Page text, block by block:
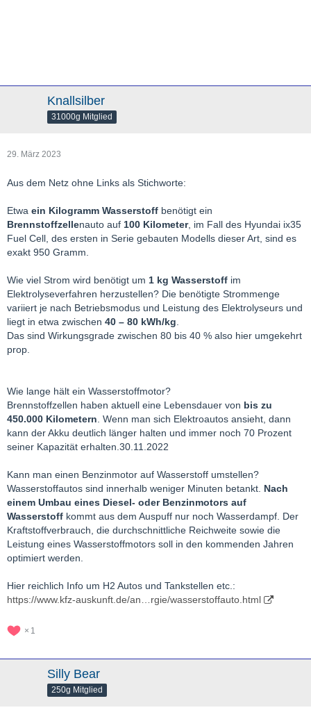
Knallsilber
31000g Mitglied
29. März 2023
Aus dem Netz ohne Links als Stichworte:
Etwa ein Kilogramm Wasserstoff benötigt ein
Brennstoffzellenauto auf 100 Kilometer, im Fall des Hyundai ix35
Fuel Cell, des ersten in Serie gebauten Modells dieser Art, sind es
exakt 950 Gramm.
Wie viel Strom wird benötigt um 1 kg Wasserstoff im
Elektrolyseverfahren herzustellen? Die benötigte Strommenge
variiert je nach Betriebsmodus und Leistung des Elektrolyseurs und
liegt in etwa zwischen 40 – 80 kWh/kg
Das sind Wirkungsgrade zwischen 80 bis 40 % also hier umgekehrt
prop.
Wie lange hält ein Wasserstoffmotor?
Brennstoffzellen haben aktuell eine Lebensdauer von bis zu
450.000 Kilometern . Wenn man sich Elektroautos ansieht, dann
kann der Akku deutlich länger halten und immer noch 70 Prozent
seiner Kapazität erhalten.30.11.2022
Kann man einen Benzinmotor auf Wasserstoff umstellen?
Wasserstoffautos sind innerhalb weniger Minuten betankt. Nach
einem Umbau eines Diesel- oder Benzinmotors auf
Wasserstoff kommt aus dem Auspuff nur noch Wasserdampf . Der
Kraftstoffverbrauch, die durchschnittliche Reichweite sowie die
Leistung eines Wasserstoffmotors soll in den kommenden Jahren
optimiert werden.
Hier reichlich Info um H2 Autos und Tankstellen etc.:
https://www.kfz-auskunft.de/an…rgie/wasserstoffauto.html
1
Silly Bear
250g Mitglied